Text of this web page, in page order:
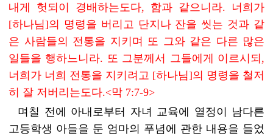
내게 헛되이 경배하는도다, 함과 같으니라. 너희가
[하나님]의 명령을 버리고 단지나 잔을 씻는 것과 같
은 사람들의 전통을 지키며 또 그와 같은 다른 많은
일들을 행하느니라. 또 그분께서 그들에게 이르시되,
너희가 너희 전통을 지키려고 [하나님]의 명령을 철저
히 잘 저버리는도다.<막 7:7-9>
며칠 전에 아내로부터 자녀 교육에 열정이 남다른
고등학생 아들을 둔 엄마의 푸념에 관한 내용을 들었